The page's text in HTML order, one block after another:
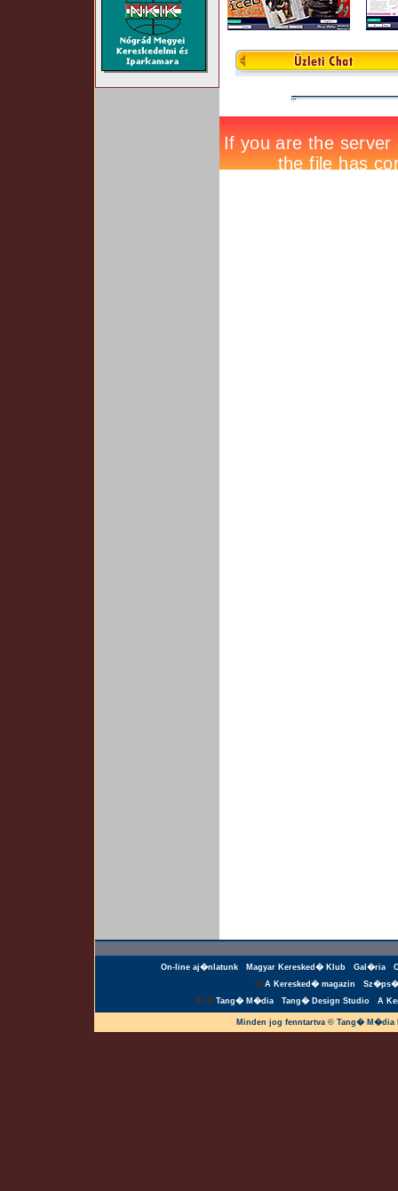
On-line aj�nlatunk Magyar Keresked� Klub Gal�ria
�A Keresked� magazin
��Tang� M�dia Tang� Design Studio A
Minden jog fenntartva © Tang�